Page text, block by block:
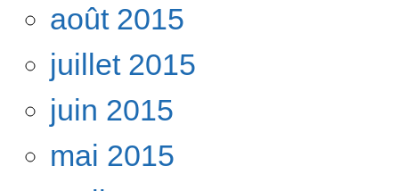
août 2015
juillet 2015
juin 2015
mai 2015